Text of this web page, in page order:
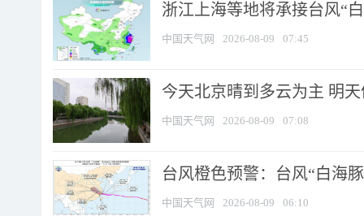
浙江上海等地将承接台风“
中国天气网 2026-08-09 07:45
今天北京晴到多云为主 明
中国天气网 2026-08-09 07:08
台风橙色预警：台风“白海
中国天气网 2026-08-09 06:10